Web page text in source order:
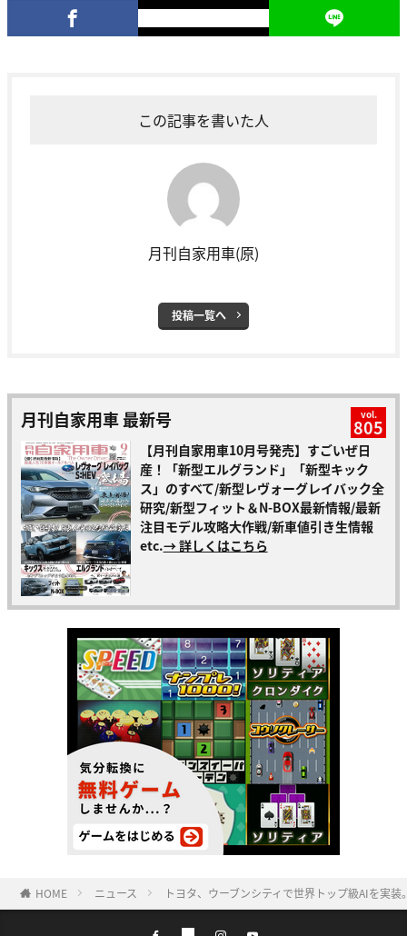
この記事を書いた人
月刊自家用車(原)
投稿一覧へ
月刊自家用車 最新号 vol.
805
【月刊自家用車10月号発売】すごいぜ日
産！「新型エルグランド」「新型キック
ス」のすべて/新型レヴォーグレイバック全
研究/新型フィット＆N-BOX最新情報/最新
注目モデル攻略大作戦/新車値引き生情報
etc.→ 詳しくはこちら
HOME ニュース トヨタ、ウーブンシティで世界トップ級AIを実